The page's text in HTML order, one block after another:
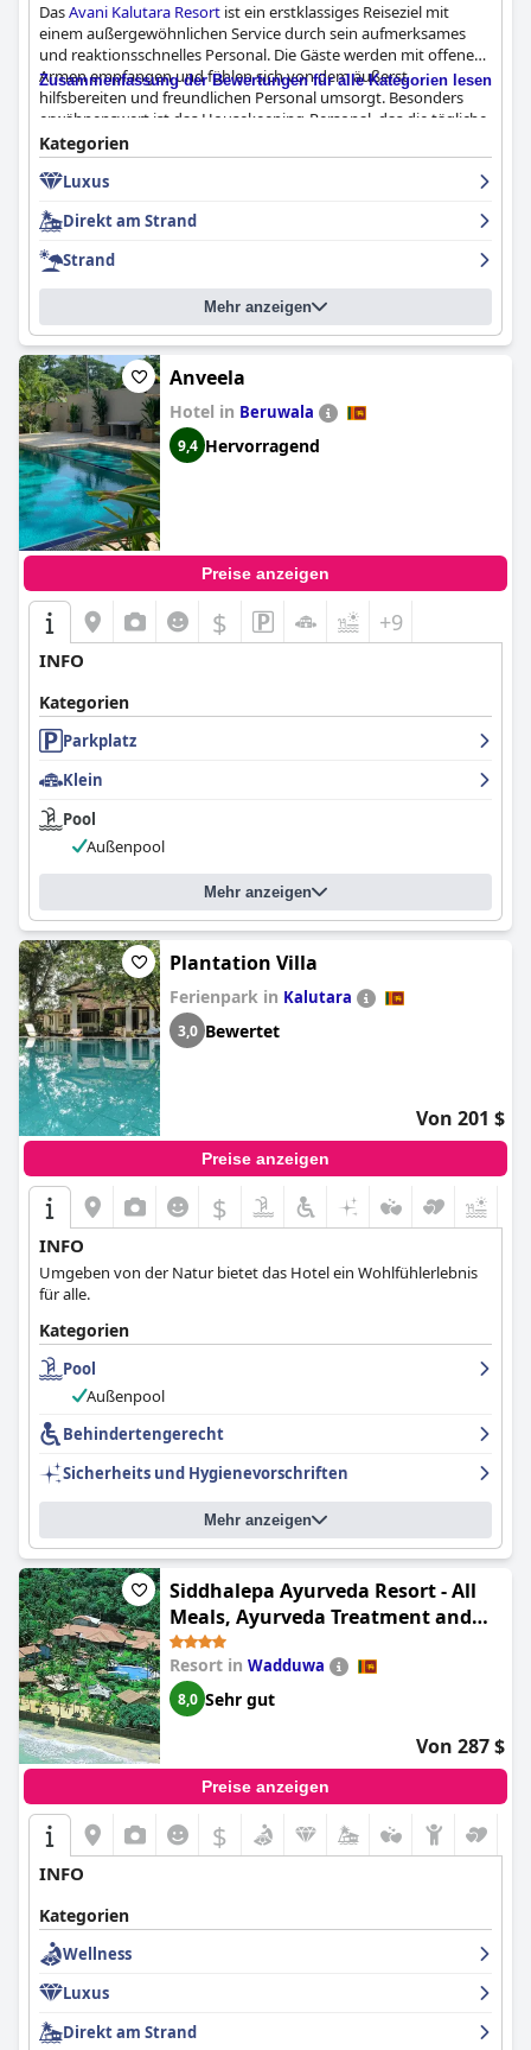
DasAvani Kalutara Resort ist ein erstklassiges Reiseziel mit
einem außergewöhnlichen Service durch sein aufmerksames
und reaktionsschnelles Personal. Die Gäste werden mit offenen
Armen empfangen und fühlen sich von dem äußerst
hilfsbereiten und freundlichen Personal umsorgt. Besonders
erwähnenswert ist das Housekeeping-Personal, das die tägliche
Zimmerreinigung schnell und freundlich durchführt. Der
Rezeptionschef, Herr Shalindra, geht über sich hinaus, um alle
kleinen und großen Wünsche zu erfüllen. Es wurden zwar einige
Rückmeldungen sind überwältigend positiv und das Personal
wird als freundlich, angenehm und erstaunlich beschrieben. Alle
Wünsche wurden erfüllt und die Gäste fühlten sich dank des
wunderbaren Personals imAvani Kalutara Resortwie zu Hause.
Zusammenfassung der Bewertungen für alle Kategorien lesen
Kategorien
Luxus
Direkt am Strand
Strand
Mehr anzeigen
Anveela
Hotel in Beruwala
9,4 Hervorragend
Preise anzeigen
$ +9
INFO
Kategorien
Parkplatz
Klein
Pool
Außenpool
Mehr anzeigen
Plantation Villa
Ferienpark in Kalutara
3,0 Bewertet
Von 201 $
Preise anzeigen
$
INFO
Umgeben von der Natur bietet das Hotel ein Wohlfühlerlebnis
für alle.
Kategorien
Pool
Außenpool
Behindertengerecht
Sicherheits und Hygienevorschriften
Mehr anzeigen
Siddhalepa Ayurveda Resort - All
Meals, Ayurveda Treatment and
Yoga
Resort in Wadduwa
8,0 Sehr gut
Von 287 $
Preise anzeigen
$
INFO
Kategorien
Wellness
Luxus
Direkt am Strand